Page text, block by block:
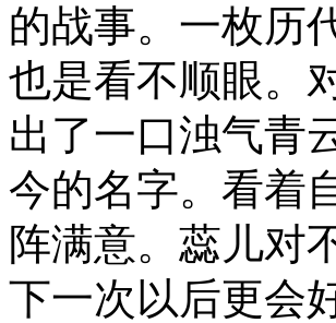
的战事。一枚历
也是看不顺眼。
出了一口浊气青
今的名字。看着
阵满意。蕊儿对
下一次以后更会